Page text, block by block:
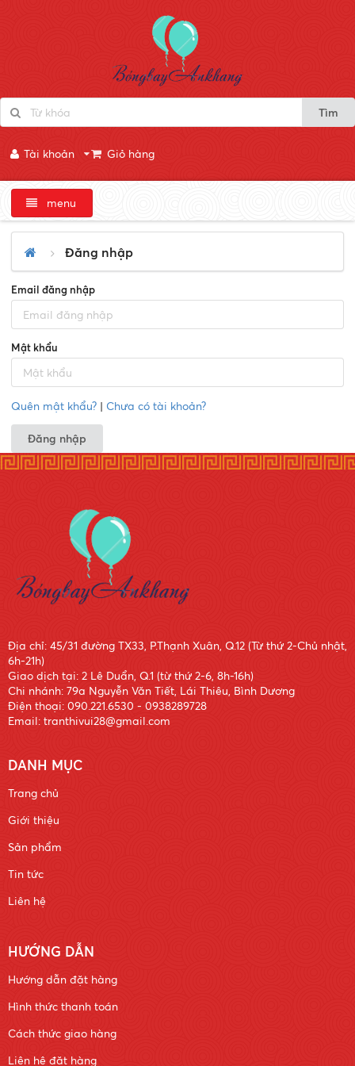
Tìm
Tài khoản Giỏ hàng
menu
Đăng nhập
Email đăng nhập
Mật khẩu
Quên mật khẩu? | Chưa có tài khoản?
Đăng nhập
Địa chỉ: 45/31 đường TX33, P.Thạnh Xuân, Q.12 (Từ thứ 2-Chủ nhật,
6h-21h)
Giao dịch tại: 2 Lê Duẩn, Q.1 (từ thứ 2-6, 8h-16h)
Chi nhánh: 79a Nguyễn Văn Tiết, Lái Thiêu, Bình Dương
Điện thoại: 090.221.6530 - 0938289728
Email: tranthivui28@gmail.com
DANH MỤC
Trang chủ
Giới thiệu
Sản phẩm
Tin tức
Liên hệ
HƯỚNG DẪN
Hướng dẫn đặt hàng
Hình thức thanh toán
Cách thức giao hàng
Liên hệ đặt hàng